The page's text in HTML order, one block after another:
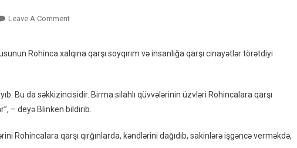
Leave A CommentOn
Soyqırımını
Rohinca xalqına qarşı soyqırım və insanlığa qarşı cinayətlər törətdiyi
Bu da səkkizincisidir. Birma silahlı qüvvələrinin üzvləri Rohincalara qarşı
– deyə Blinken bildirib.
Rohincalara qarşı qırğınlarda, kəndlərini dağıdıb, sakinlərə işgəncə verməkdə,